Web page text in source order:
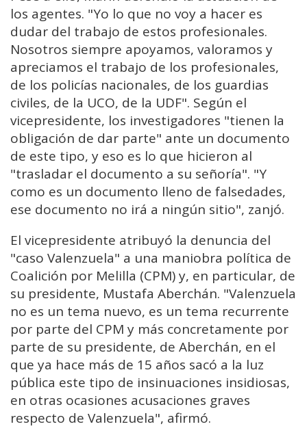
los agentes. "Yo lo que no voy a hacer es
dudar del trabajo de estos profesionales.
Nosotros siempre apoyamos, valoramos y
apreciamos el trabajo de los profesionales,
de los policías nacionales, de los guardias
civiles, de la UCO, de la UDF". Según el
vicepresidente, los investigadores "tienen la
obligación de dar parte" ante un documento
de este tipo, y eso es lo que hicieron al
"trasladar el documento a su señoría". "Y
como es un documento lleno de falsedades,
ese documento no irá a ningún sitio", zanjó.
El vicepresidente atribuyó la denuncia del
"caso Valenzuela" a una maniobra política de
Coalición por Melilla (CPM) y, en particular, de
su presidente, Mustafa Aberchán. "Valenzuela
no es un tema nuevo, es un tema recurrente
por parte del CPM y más concretamente por
parte de su presidente, de Aberchán, en el
que ya hace más de 15 años sacó a la luz
pública este tipo de insinuaciones insidiosas,
en otras ocasiones acusaciones graves
respecto de Valenzuela", afirmó.